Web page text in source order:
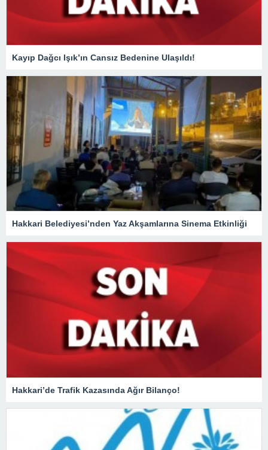
Kayıp Dağcı Işık’ın Cansız Bedenine Ulaşıldı!
Hakkari Belediyesi’nden Yaz Akşamlarına Sinema Etkinliği
Hakkari’de Trafik Kazasında Ağır Bilanço!